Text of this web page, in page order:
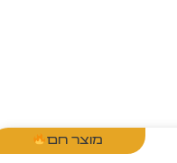
מוצר חם